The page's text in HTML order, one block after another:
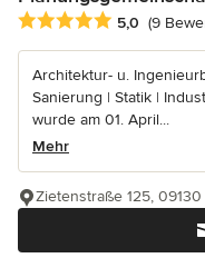
Durchschnittliche
5,0 (9
Architektur- u.
Sanierung | Statik |
wurde am 01. April...
Mehr
Zietenstraße 125,